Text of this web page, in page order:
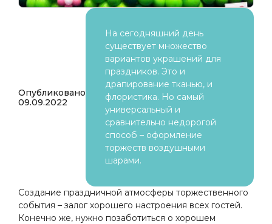
Опубликовано
09.09.2022
На сегодняшний день
существует множество
вариантов украшений для
праздников. Это и
драпирование тканью, и
флористика. Но самый
универсальный и
сравнительно недорогой
способ – оформление
торжеств воздушными
шарами.
Создание праздничной атмосферы торжественного
события – залог хорошего настроения всех гостей.
Конечно же, нужно позаботиться о хорошем